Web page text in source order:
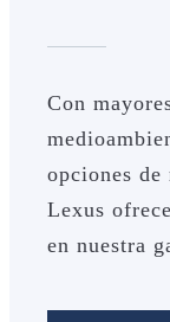
Con
opciones
Lexus
en nuestra